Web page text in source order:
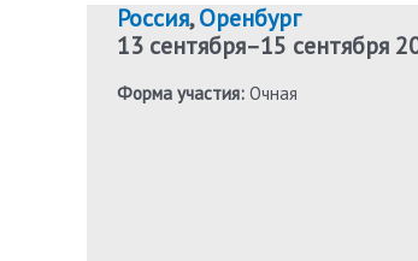
Россия,Оренбург
13 сентября–15 сентября
Форма участия: Очная